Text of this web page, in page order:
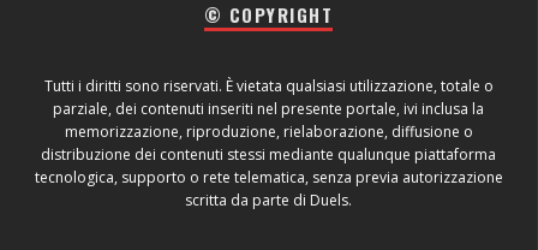
© COPYRIGHT
Tutti i diritti sono riservati. È vietata qualsiasi utilizzazione, totale o
parziale, dei contenuti inseriti nel presente portale, ivi inclusa la
memorizzazione, riproduzione, rielaborazione, diffusione o
distribuzione dei contenuti stessi mediante qualunque piattaforma
tecnologica, supporto o rete telematica, senza previa autorizzazione
scritta da parte di Duels.